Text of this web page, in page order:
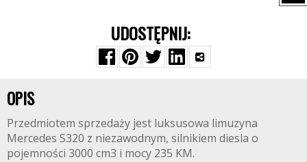
UDOSTĘPNIJ:
OPIS
Przedmiotem sprzedaży jest luksusowa limuzyna
Mercedes S320 z niezawodnym, silnikiem diesla o
pojemności 3000 cm3 i mocy 235 KM.